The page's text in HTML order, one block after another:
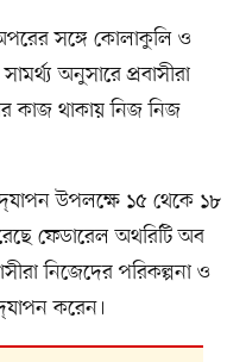
সঙ্গে কোলাকুলি ও
অনুসারে প্রবাসীরা
কাজ থাকায় নিজ নিজ
উপলক্ষে ১৫ থেকে ১৮
ফেডারেল অথরিটি অব
নিজেদের পরিকল্পনা ও
করেন।